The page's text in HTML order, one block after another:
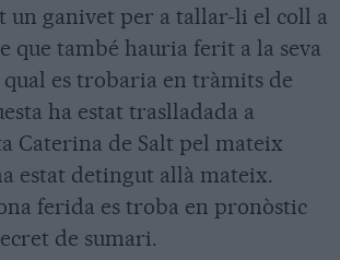
ganivet per a tallar-li el coll a
que també hauria ferit a la seva
es trobaria en tràmits de
ha estat traslladada a
Caterina de Salt pel mateix
estat detingut allà mateix.
ferida es troba en pronòstic
de sumari.